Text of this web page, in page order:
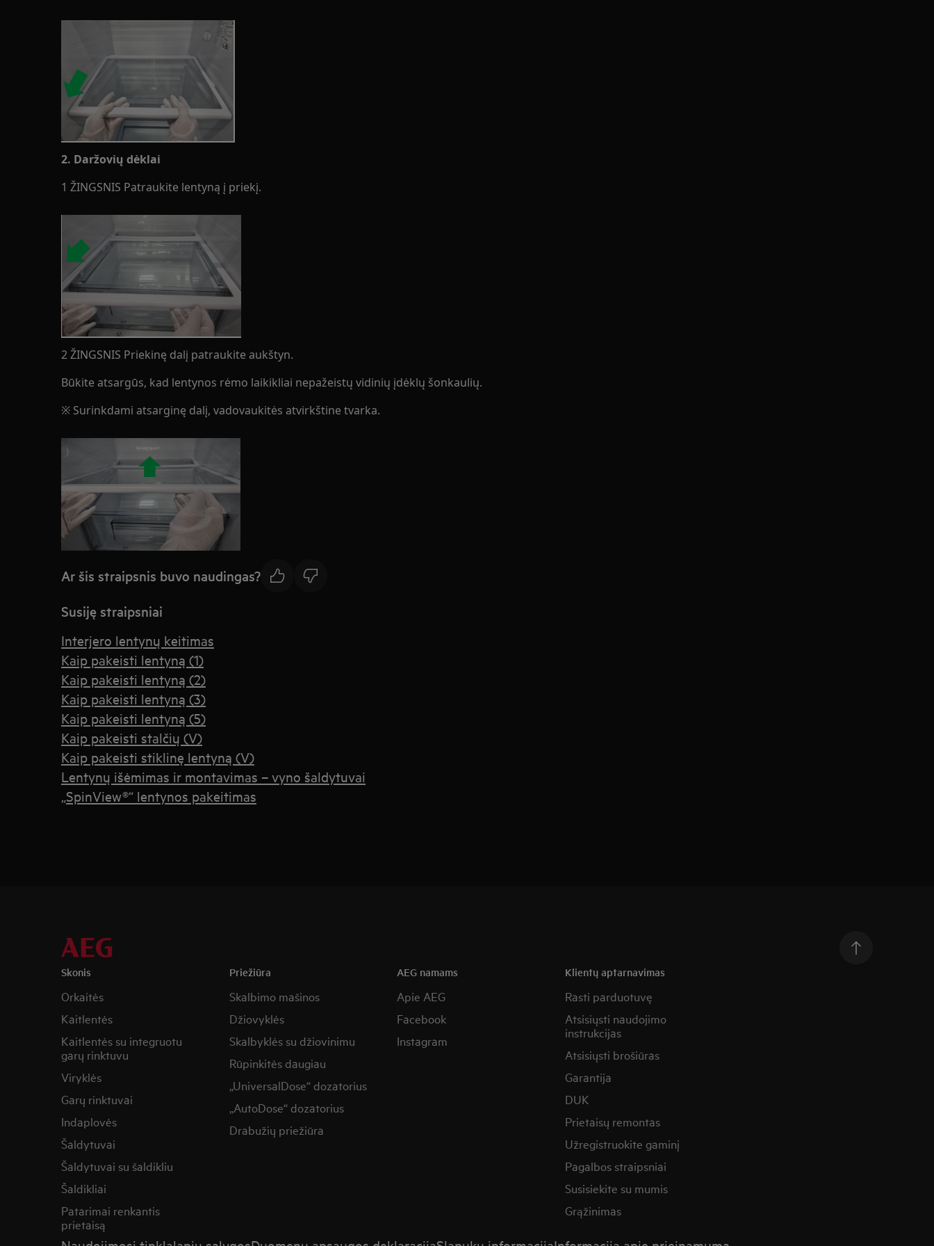
2. Daržovių dėklai
1 ŽINGSNIS Patraukite lentyną į priekį.
2 ŽINGSNIS Priekinę dalį patraukite aukštyn.
Būkite atsargūs, kad lentynos rėmo laikikliai nepažeistų vidinių įdėklų šonkaulių.
※ Surinkdami atsarginę dalį, vadovaukitės atvirkštine tvarka.
Ar šis straipsnis buvo naudingas?
Susiję straipsniai
Interjero lentynų keitimas
Kaip pakeisti lentyną (1)
Kaip pakeisti lentyną (2)
Kaip pakeisti lentyną (3)
Kaip pakeisti lentyną (5)
Kaip pakeisti stalčių (V)
Kaip pakeisti stiklinę lentyną (V)
Lentynų išėmimas ir montavimas – vyno šaldytuvai
„SpinView®“ lentynos pakeitimas
Skonis
Orkaitės
Kaitlentės
Kaitlentės su integruotu
garų rinktuvu
Viryklės
Garų rinktuvai
Indaplovės
Šaldytuvai
Šaldytuvai su šaldikliu
Šaldikliai
Patarimai renkantis
prietaisą
Priežiūra
Skalbimo mašinos
Džiovyklės
Skalbyklės su džiovinimu
Rūpinkitės daugiau
„UniversalDose“ dozatorius
„AutoDose“ dozatorius
Drabužių priežiūra
AEG namams
Apie AEG
Facebook
Instagram
Klientų aptarnavimas
Rasti parduotuvę
Atsisiųsti naudojimo
instrukcijas
Atsisiųsti brošiūras
Garantija
DUK
Prietaisų remontas
Užregistruokite gaminį
Pagalbos straipsniai
Susisiekite su mumis
Grąžinimas